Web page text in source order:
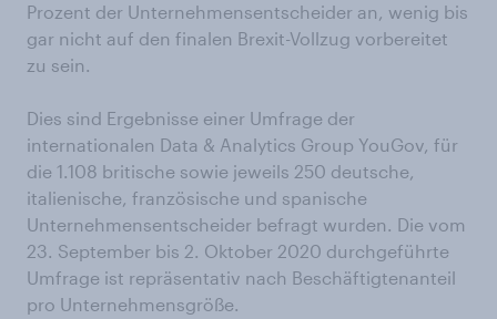
Prozent der Unternehmensentscheider an, wenig bis
gar nicht auf den finalen Brexit-Vollzug vorbereitet
zu sein.
Dies sind Ergebnisse einer Umfrage der
internationalen Data & Analytics Group YouGov, für
die 1.108 britische sowie jeweils 250 deutsche,
italienische, französische und spanische
Unternehmensentscheider befragt wurden. Die vom
23. September bis 2. Oktober 2020 durchgeführte
Umfrage ist repräsentativ nach Beschäftigtenanteil
pro Unternehmensgröße.